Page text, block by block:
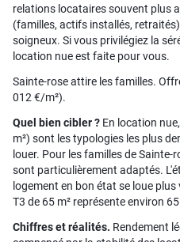
relations locataires souvent plus
(familles, actifs installés,
soigneux. Si vous privilégiez la
location nue est faite pour vous.
Sainte-rose attire les familles.
012 €/m²).
Quel bien cibler ? En location
m²) sont les typologies les plus
louer. Pour les familles de Sainte-
sont particulièrement adaptés.
logement en bon état se loue
T3 de 65 m² représente environ
Chiffres et réalités. Rendement